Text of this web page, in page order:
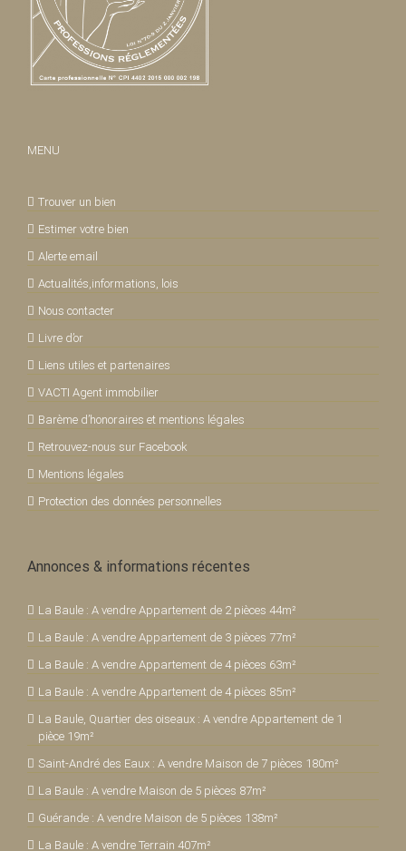
MENU
Trouver un bien
Estimer votre bien
Alerte email
Actualités,informations, lois
Nous contacter
Livre d’or
Liens utiles et partenaires
VACTI Agent immobilier
Barème d’honoraires et mentions légales
Retrouvez-nous sur Facebook
Mentions légales
Protection des données personnelles
Annonces & informations récentes
La Baule : A vendre Appartement de 2 pièces 44m²
La Baule : A vendre Appartement de 3 pièces 77m²
La Baule : A vendre Appartement de 4 pièces 63m²
La Baule : A vendre Appartement de 4 pièces 85m²
La Baule, Quartier des oiseaux : A vendre Appartement de 1
pièce 19m²
Saint-André des Eaux : A vendre Maison de 7 pièces 180m²
La Baule : A vendre Maison de 5 pièces 87m²
Guérande : A vendre Maison de 5 pièces 138m²
La Baule : A vendre Terrain 407m²